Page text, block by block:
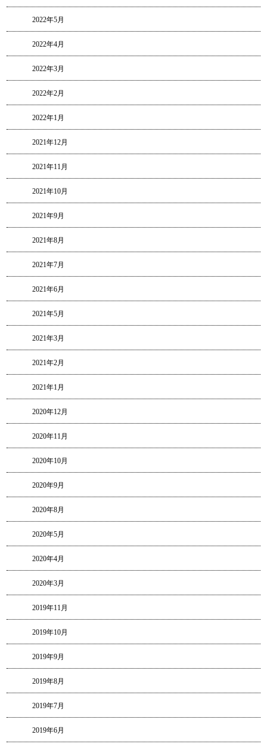
2022年5月
2022年4月
2022年3月
2022年2月
2022年1月
2021年12月
2021年11月
2021年10月
2021年9月
2021年8月
2021年7月
2021年6月
2021年5月
2021年3月
2021年2月
2021年1月
2020年12月
2020年11月
2020年10月
2020年9月
2020年8月
2020年5月
2020年4月
2020年3月
2019年11月
2019年10月
2019年9月
2019年8月
2019年7月
2019年6月